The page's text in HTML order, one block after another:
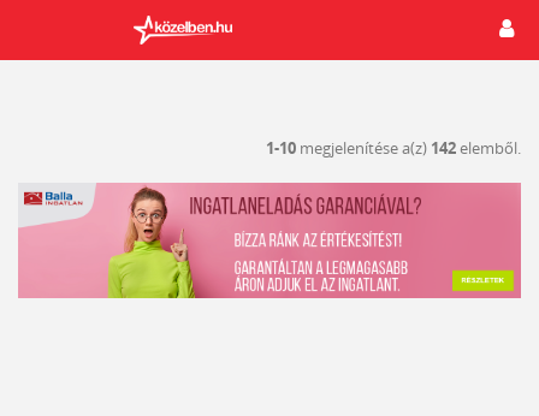
1-10 megjelenítése a(z) 142elemből.